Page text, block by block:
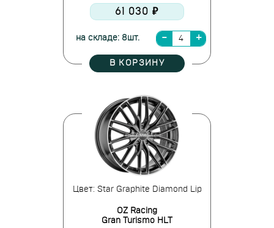
61 030 ₽
на складе: 8шт.
В КОРЗИНУ
Цвет: Star Graphite Diamond Lip
OZ Racing
Gran Turismo HLT